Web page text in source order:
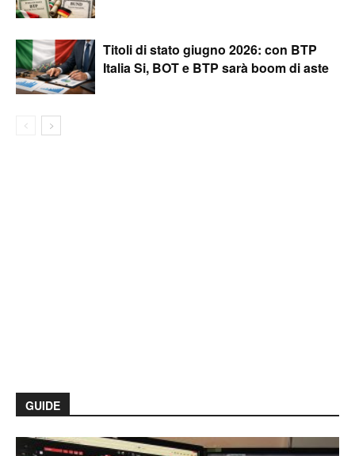
Titoli di stato giugno 2026: con BTP
Italia Si, BOT e BTP sarà boom di aste
GUIDE